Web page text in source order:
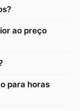
ao preço
para horas